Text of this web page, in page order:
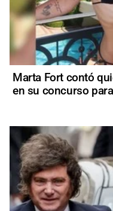
Marta Fort contó
en su concurso